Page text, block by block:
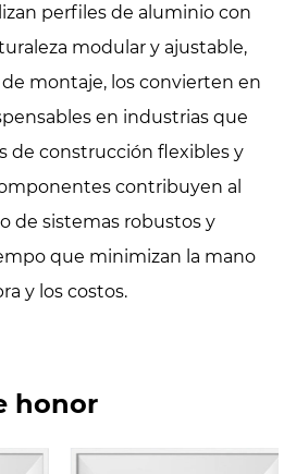
perfiles de aluminio con
modular y ajustable,
montaje, los convierten en
en industrias que
de construcción flexibles y
contribuyen al
de sistemas robustos y
que minimizan la mano
y los costos.
honor